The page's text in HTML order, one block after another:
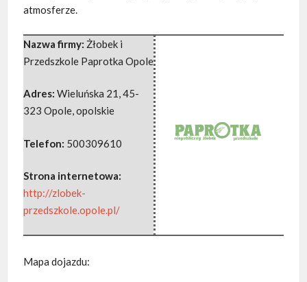
atmosferze.
Nazwa firmy: Żłobek i
Przedszkole Paprotka Opole
Adres: Wieluńska 21,45-
323 Opole,opolskie
Telefon: 500309610
Strona internetowa:
http://zlobek-
przedszkole.opole.pl/
Mapa dojazdu: